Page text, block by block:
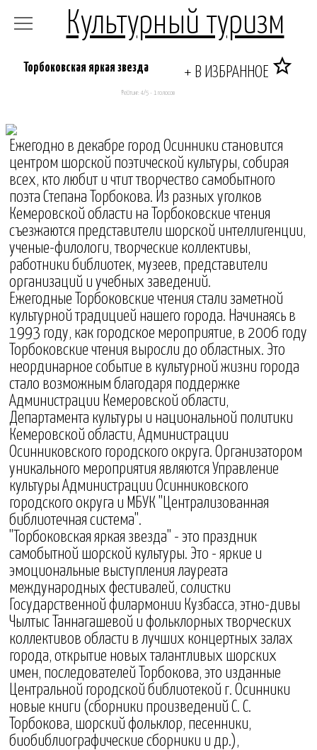
Культурный туризм
Торбоковская яркая звезда + В ИЗБРАННОЕ star_border
Рейтинг: 4/5 - 1 голосов
Ежегодно в декабре город Осинники становится
центром шорской поэтической культуры, собирая
всех, кто любит и чтит творчество самобытного
поэта Степана Торбокова. Из разных уголков
Кемеровской области на Торбоковские чтения
съезжаются представители шорской интеллигенции,
ученые-филологи, творческие коллективы,
работники библиотек, музеев, представители
организаций и учебных заведений.
Ежегодные Торбоковские чтения стали заметной
культурной традицией нашего города. Начинаясь в
1993 году, как городское мероприятие, в 2006 году
Торбоковские чтения выросли до областных. Это
неординарное событие в культурной жизни города
стало возможным благодаря поддержке
Администрации Кемеровской области,
Департамента культуры и национальной политики
Кемеровской области, Администрации
Осинниковского городского округа. Организатором
уникального мероприятия являются Управление
культуры Администрации Осинниковского
городского округа и МБУК "Централизованная
библиотечная система".
"Торбоковская яркая звезда" - это праздник
самобытной шорской культуры. Это - яркие и
эмоциональные выступления лауреата
международных фестивалей, солистки
Государственной филармонии Кузбасса, этно-дивы
Чылтыс Таннагашевой и фольклорных творческих
коллективов области в лучших концертных залах
города, открытие новых талантливых шорских
имен, последователей Торбокова, это изданные
Центральной городской библиотекой г. Осинники
новые книги (сборники произведений С. С.
Торбокова, шорский фольклор, песенники,
биобиблиографические сборники и др.),